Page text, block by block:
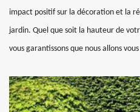
impact positif sur la décoration et la
jardin. Quel que soit la hauteur de
vous garantissons que nous allons